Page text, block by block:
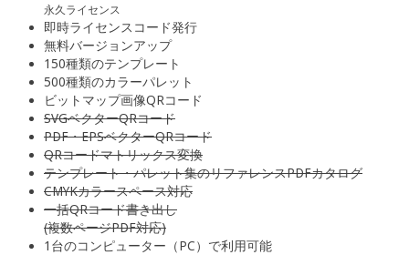
永久ライセンス
即時ライセンスコード発行
無料バージョンアップ
150種類のテンプレート
500種類のカラーパレット
ビットマップ画像QRコード
SVGベクターQRコード
PDF・EPSベクターQRコード
QRコードマトリックス変換
テンプレート・パレット集のリファレンスPDFカタログ
CMYKカラースペース対応
一括QRコード書き出し
(複数ページPDF対応)
1台のコンピューター（PC）で利用可能